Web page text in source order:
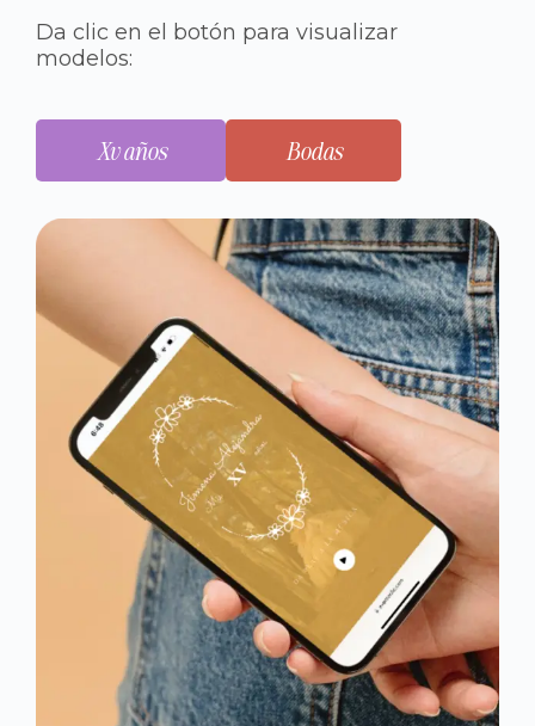
Da clic en el botón para visualizar
modelos:
Xv años Bodas